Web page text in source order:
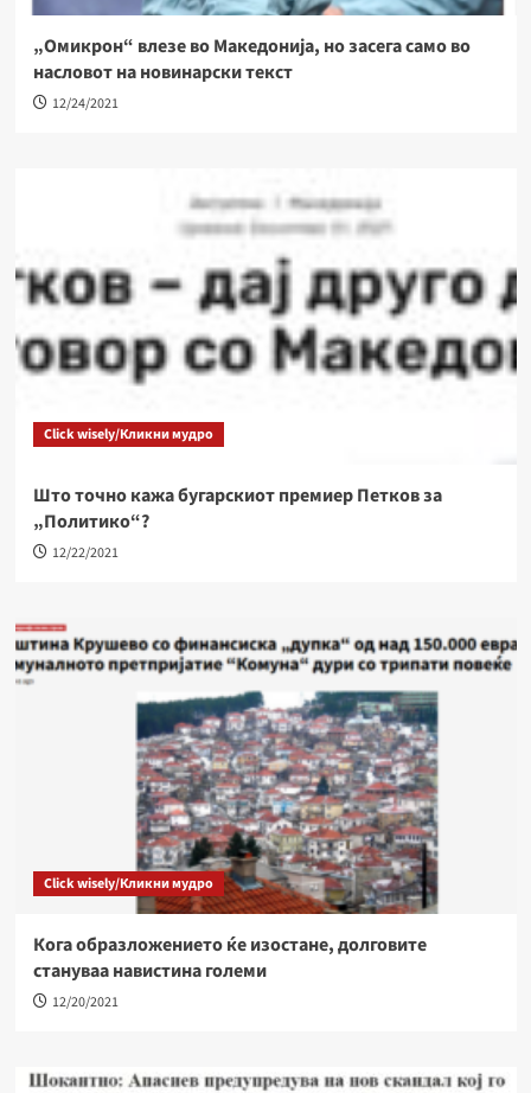
„Омикрон“ влезе во Македонија, но засега само во
насловот на новинарски текст
12/24/2021
Click wisely/Кликни мудро
Што точно кажа бугарскиот премиер Петков за
„Политико“?
12/22/2021
Click wisely/Кликни мудро
Кога образложението ќе изостане, долговите
стануваа навистина големи
12/20/2021